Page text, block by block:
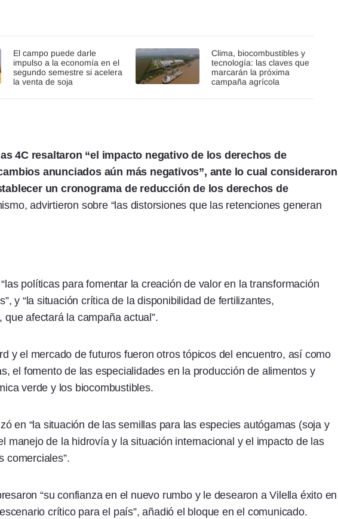
El campo puede darle
impulso a la economía en el
segundo semestre si acelera
la venta de soja
Clima, biocombustibles y
tecnología: las claves que
marcarán la próxima
campaña agrícola
las 4C resaltaron “el impacto negativo de los derechos de
anunciados aún más negativos”, ante lo cual consideraron
un cronograma de reducción de los derechos de
advirtieron sobre “las distorsiones que las retenciones generan
políticas para fomentar la creación de valor en la transformación
y “la situación crítica de la disponibilidad de fertilizantes,
que afectará la campaña actual”.
y el mercado de futuros fueron otros tópicos del encuentro, así como
el fomento de las especialidades en la producción de alimentos y
verde y los biocombustibles.
en “la situación de las semillas para las especies autógamas (soja y
manejo de la hidrovía y la situación internacional y el impacto de las
comerciales”.
“su confianza en el nuevo rumbo y le desearon a Vilella éxito en
crítico para el país”, añadió el bloque en el comunicado.